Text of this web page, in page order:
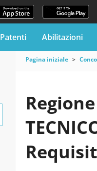
Patenti Abilitazioni
Pagina iniziale